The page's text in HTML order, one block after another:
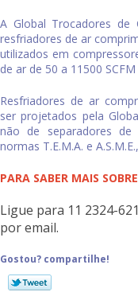
A Global Trocadores de
resfriadores de ar
utilizados em
de ar de 50 a 11500
Resfriadores de ar
ser projetados pela
não de separadores de
normas T.E.M.A. e
PARA SABER MAIS
Ligue para 11 2324-
por email.
Gostou? compartilhe!